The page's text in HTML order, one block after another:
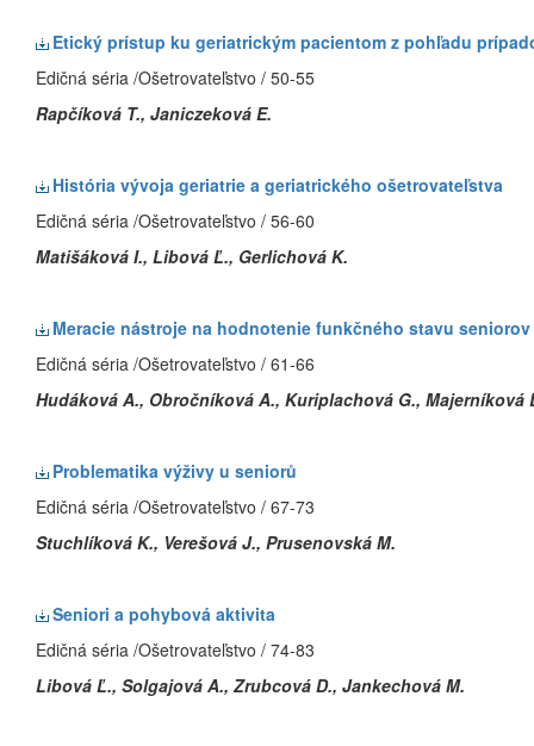
Etický prístup ku geriatrickým pacientom z pohľadu
Edičná séria /Ošetrovateľstvo / 50-55
Rapčíková T., Janiczeková E.
História vývoja geriatrie a geriatrického ošetrovateľstva
Edičná séria /Ošetrovateľstvo / 56-60
Matišáková I., Libová Ľ., Gerlichová K.
Meracie nástroje na hodnotenie funkčného stavu seniorov
Edičná séria /Ošetrovateľstvo / 61-66
Hudáková A., Obročníková A., Kuriplachová G., Majerníková
Problematika výživy u seniorů
Edičná séria /Ošetrovateľstvo / 67-73
Stuchlíková K., Verešová J., Prusenovská M.
Seniori a pohybová aktivita
Edičná séria /Ošetrovateľstvo / 74-83
Libová Ľ., Solgajová A., Zrubcová D., Jankechová M.